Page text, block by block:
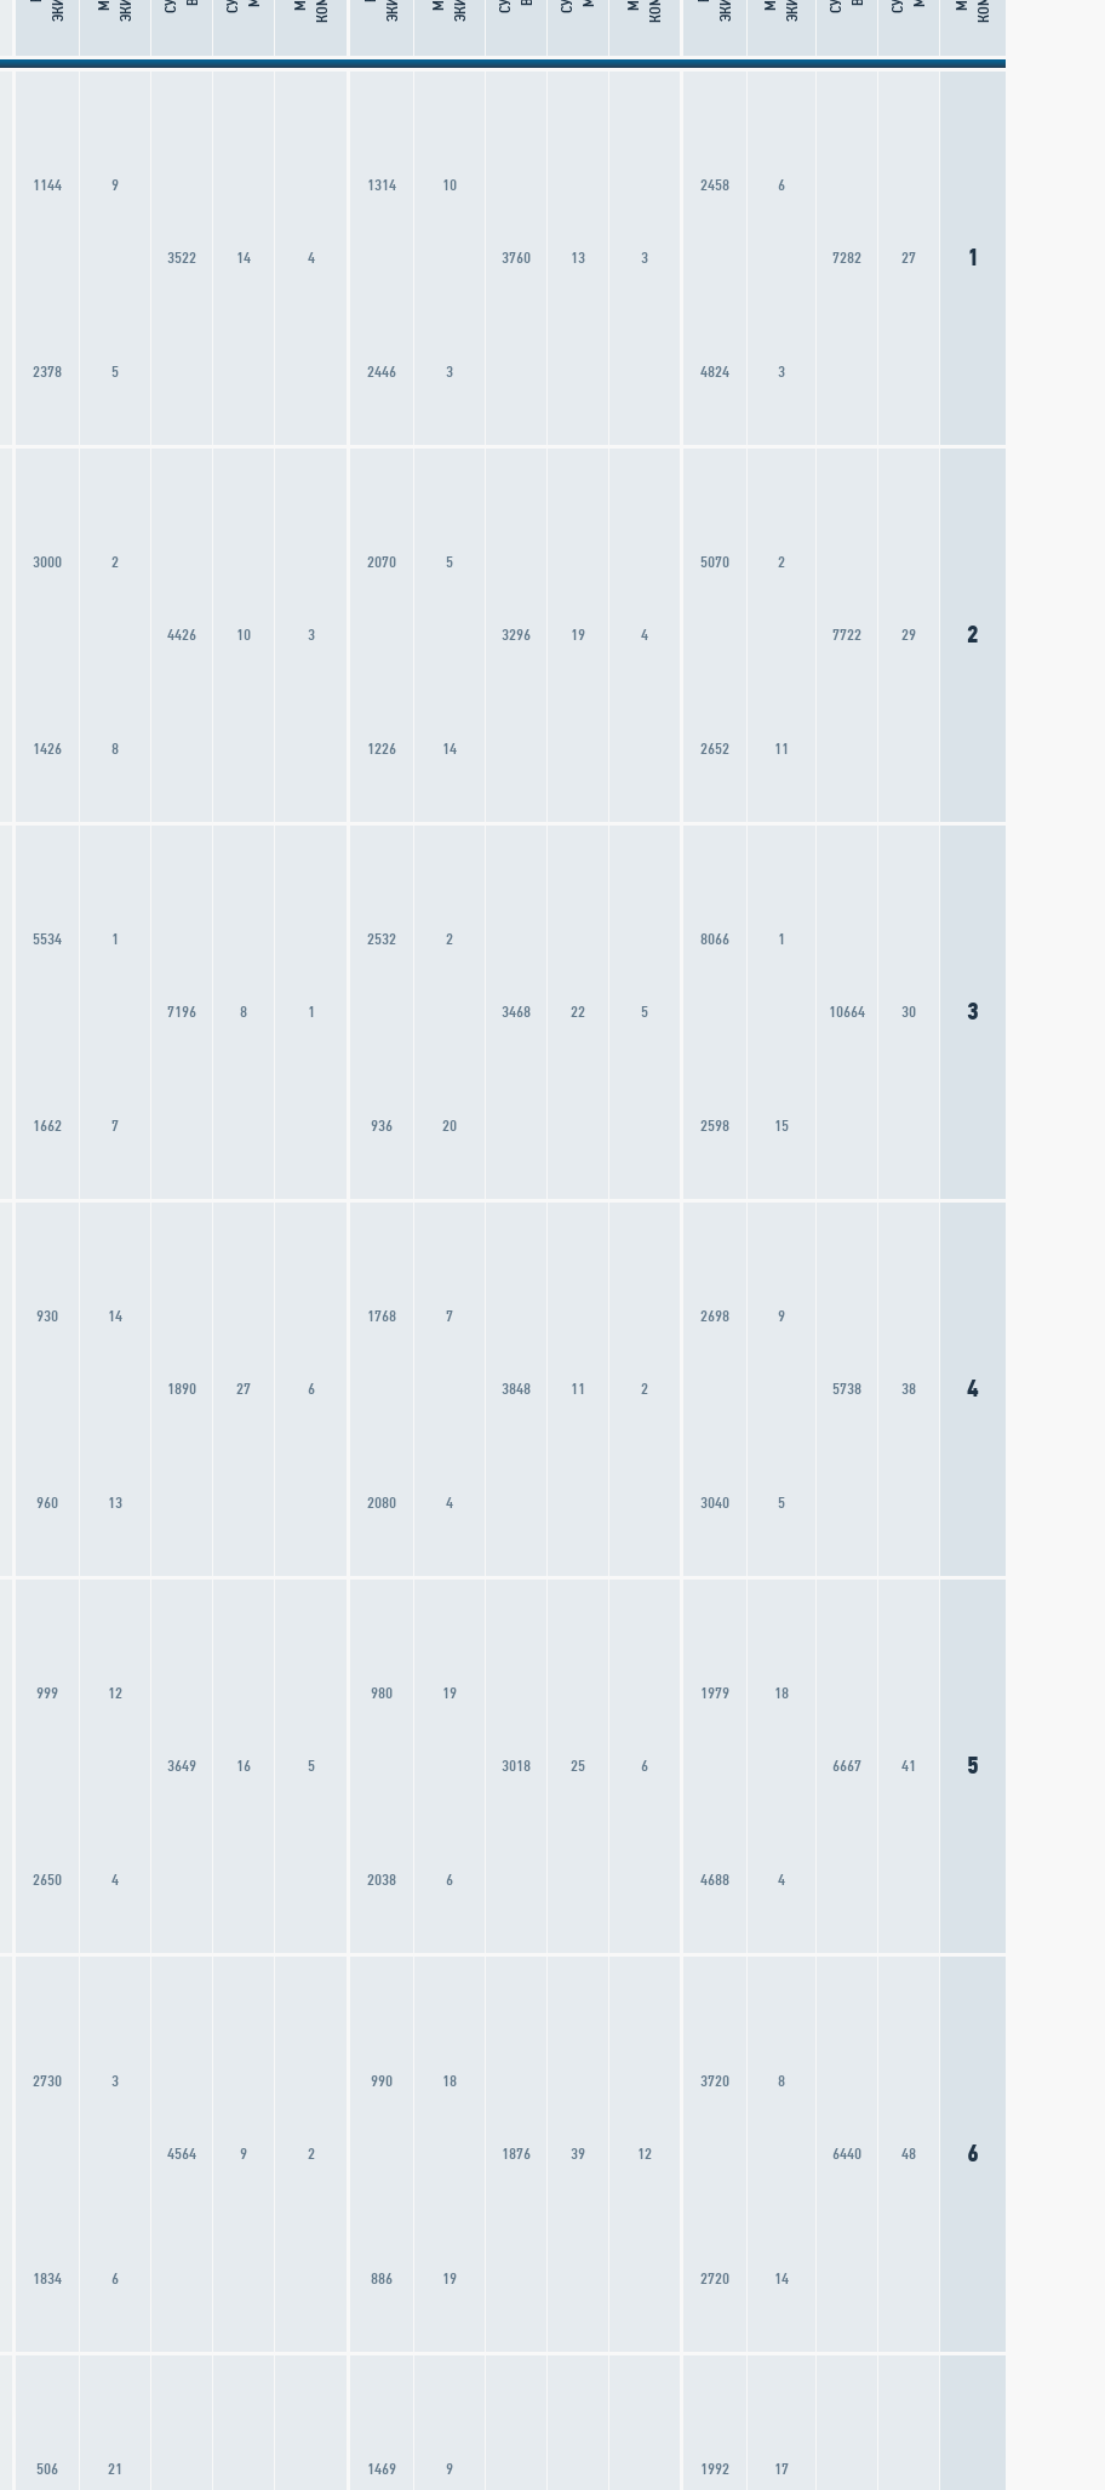
1144 9
3522 14 4
1314 10
3760 13 3
2458 6
7282 27 1
2378 5 2446 3 4824 3
3000 2
4426 10 3
2070 5
3296 19 4
5070 2
7722 29 2
1426 8 1226 14 2652 11
5534 1
7196 8 1
2532 2
3468 22 5
8066 1
10664 30 3
1662 7 936 20 2598 15
930 14
1890 27 6
1768 7
3848 11 2
2698 9
5738 38 4
960 13 2080 4 3040 5
999 12
3649 16 5
980 19
3018 25 6
1979 18
6667 41 5
2650 4 2038 6 4688 4
2730 3
4564 9 2
990 18
1876 39 12
3720 8
6440 48 6
1834 6 886 19 2720 14
506 21 1469 9 1992 17